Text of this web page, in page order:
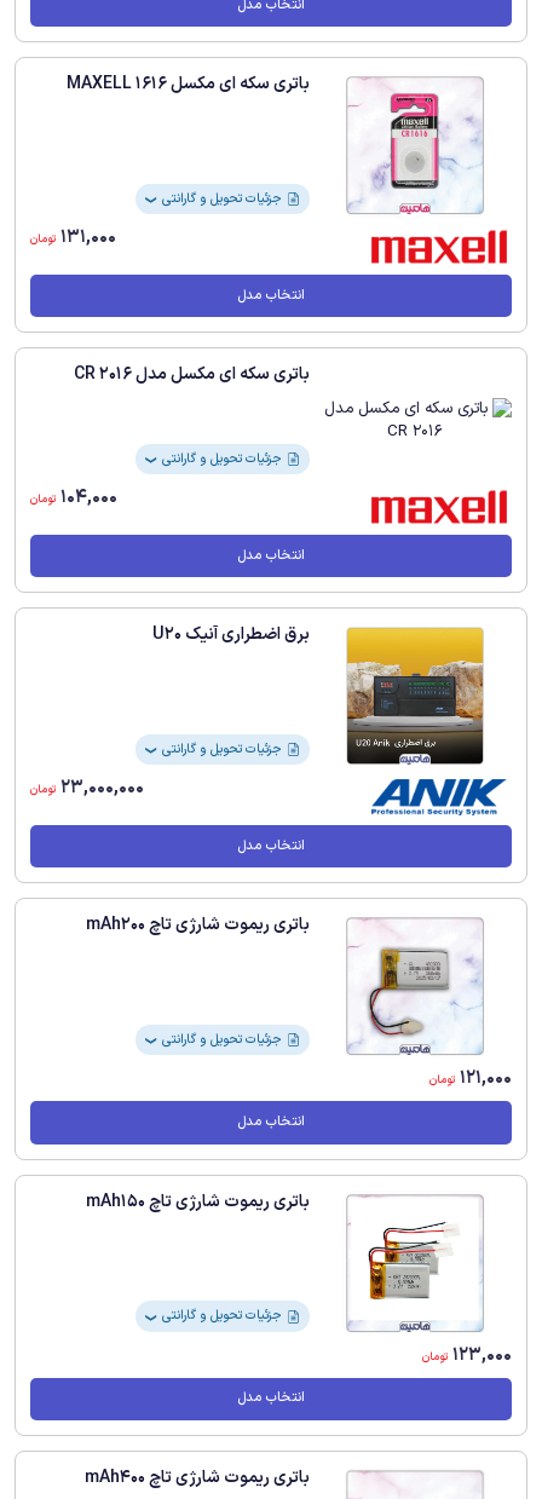
انتخاب مدل
باتری سکه ای مکسل 1616 MAXELL
جزئیات تحویل و گارانتی ❯
131,000 تومان
انتخاب مدل
باتری سکه ای مکسل مدل CR 2016
جزئیات تحویل و گارانتی ❯
104,000 تومان
انتخاب مدل
برق اضطراری آنیک U20
جزئیات تحویل و گارانتی ❯
23,000,000 تومان
انتخاب مدل
باتری ریموت شارژی تاچ mAh200
جزئیات تحویل و گارانتی ❯
121,000 تومان
انتخاب مدل
باتری ریموت شارژی تاچ mAh150
جزئیات تحویل و گارانتی ❯
123,000 تومان
انتخاب مدل
باتری ریموت شارژی تاچ mAh400